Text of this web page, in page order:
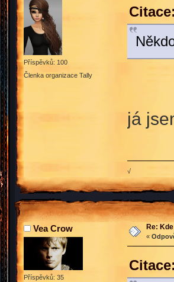
Příspěvků: 100
Členka organizace Tally
já
√
Vea Crow
Příspěvků: 35
Re:
«